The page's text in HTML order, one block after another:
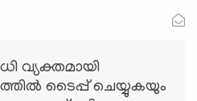
വ്യക്തമായി
ടൈപ്പ് ചെയ്യുകയും